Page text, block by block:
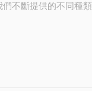
不斷提供的不同種類